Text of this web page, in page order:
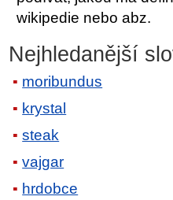
wikipedie nebo abz.
Nejhledanější
moribundus
krystal
steak
vajgar
hrdobce